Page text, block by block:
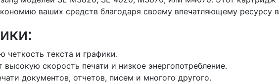
ваших средств благодаря своему впечатляющему ресурсу
четкость текста и графики.
высокую скорость печати и низкое энергопотребление.
документов, отчетов, писем и многого другого.